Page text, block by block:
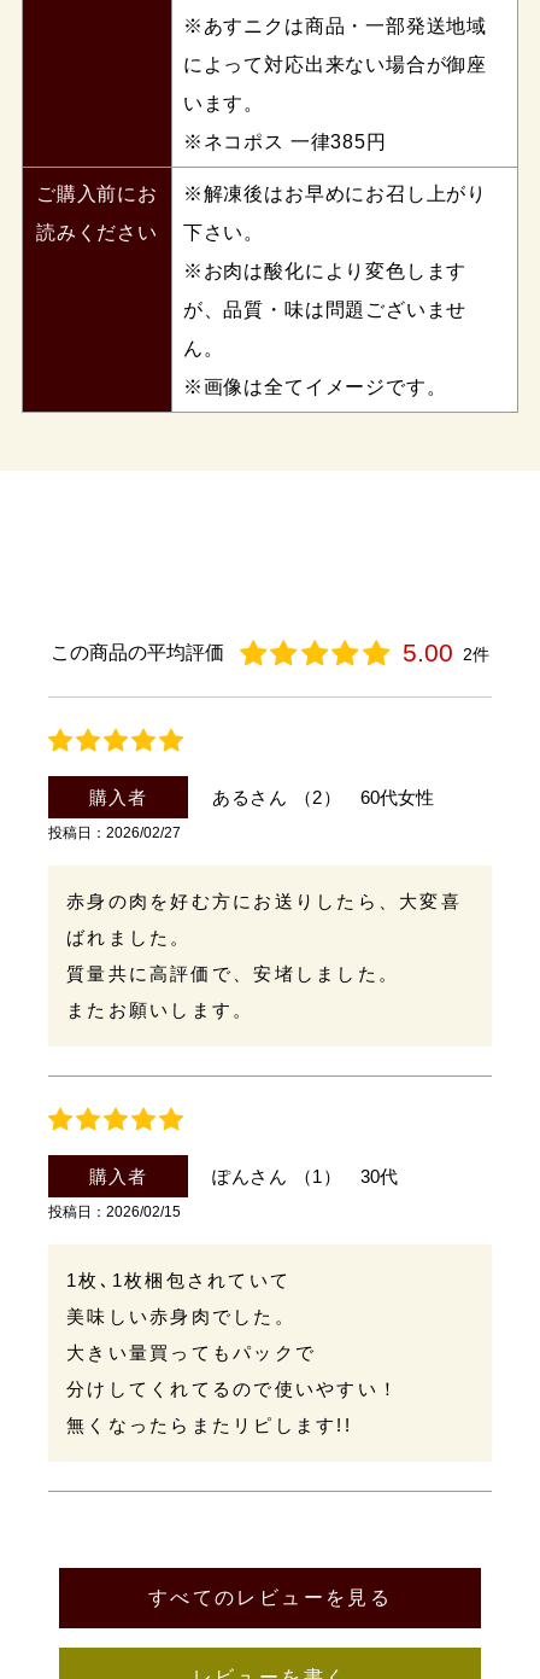
※あすニクは商品・一部発送地域
によって対応出来ない場合が御座
います。
※ネコポス 一律385円
ご購入前にお
読みください
※解凍後はお早めにお召し上がり
下さい。
※お肉は酸化により変色します
が、品質・味は問題ございませ
ん。
※画像は全てイメージです。
5.00 2
ある 2 60代女性
投稿日 2026/02/27
赤身の肉を好む方にお送りしたら、大変喜
ばれました。
質量共に高評価で、安堵しました。
またお願いします。
ぽん 1 30代
投稿日 2026/02/15
1枚､1枚梱包されていて
美味しい赤身肉でした。
大きい量買ってもパックで
分けしてくれてるので使いやすい！
無くなったらまたリピします!!
すべてのレビューを見る